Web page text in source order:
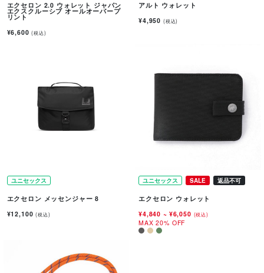
エクセロン 2.0 ウォレット ジャパン
エクスクルーシブ オールオーバープ
リント
¥6,600(税込)
アルト ウォレット
¥4,950 (税込)
ユニセックス
エクセロン メッセンジャー 8
¥12,100(税込)
ユニセックス SALE 返品不可
エクセロン ウォレット
¥4,840 ~ ¥6,050 (税込)
MAX 20% OFF